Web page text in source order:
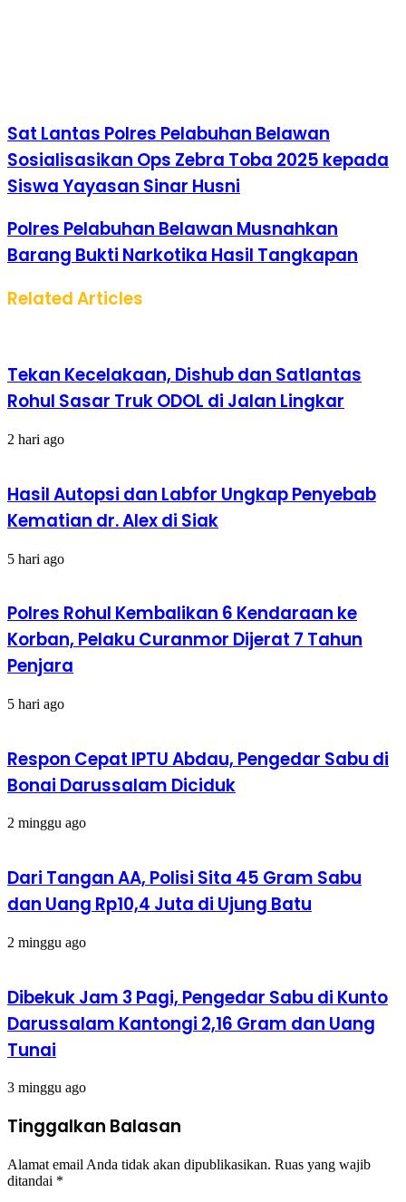
Sat Lantas Polres Pelabuhan Belawan
Sosialisasikan Ops Zebra Toba 2025 kepada
Siswa Yayasan Sinar Husni
Polres Pelabuhan Belawan Musnahkan
Barang Bukti Narkotika Hasil Tangkapan
Related Articles
Tekan Kecelakaan, Dishub dan Satlantas
Rohul Sasar Truk ODOL di Jalan Lingkar
2 hari ago
Hasil Autopsi dan Labfor Ungkap Penyebab
Kematian dr. Alex di Siak
5 hari ago
Polres Rohul Kembalikan 6 Kendaraan ke
Korban, Pelaku Curanmor Dijerat 7 Tahun
Penjara
5 hari ago
Respon Cepat IPTU Abdau, Pengedar Sabu di
Bonai Darussalam Diciduk
2 minggu ago
Dari Tangan AA, Polisi Sita 45 Gram Sabu
dan Uang Rp10,4 Juta di Ujung Batu
2 minggu ago
Dibekuk Jam 3 Pagi, Pengedar Sabu di Kunto
Darussalam Kantongi 2,16 Gram dan Uang
Tunai
3 minggu ago
Tinggalkan Balasan
Alamat email Anda tidak akan dipublikasikan. Ruas yang wajib
ditandai *